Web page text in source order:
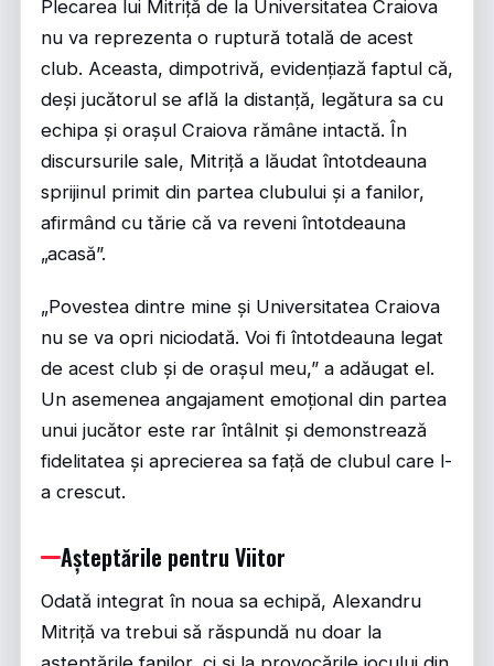
Plecarea lui Mitriță de la Universitatea Craiova
nu va reprezenta o ruptură totală de acest
club. Aceasta, dimpotrivă, evidențiază faptul că,
deși jucătorul se află la distanță, legătura sa cu
echipa și orașul Craiova rămâne intactă. În
discursurile sale, Mitriță a lăudat întotdeauna
sprijinul primit din partea clubului și a fanilor,
afirmând cu tărie că va reveni întotdeauna
„acasă”.
„Povestea dintre mine și Universitatea Craiova
nu se va opri niciodată. Voi fi întotdeauna legat
de acest club și de orașul meu,” a adăugat el.
Un asemenea angajament emoțional din partea
unui jucător este rar întâlnit și demonstrează
fidelitatea și aprecierea sa față de clubul care l-
a crescut.
Așteptările pentru Viitor
Odată integrat în noua sa echipă, Alexandru
Mitriță va trebui să răspundă nu doar la